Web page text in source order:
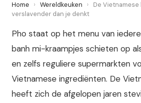
Home › Wereldkeuken ›
De Vietnamese
verslavender dan je denkt
Pho staat op het menu van
banh mi-kraampjes schieten op
en zelfs reguliere supermarkten
Vietnamese ingrediënten. De
heeft zich de afgelopen jaren